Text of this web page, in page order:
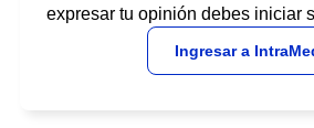
expresar tu opinión debes iniciar
Ingresar a